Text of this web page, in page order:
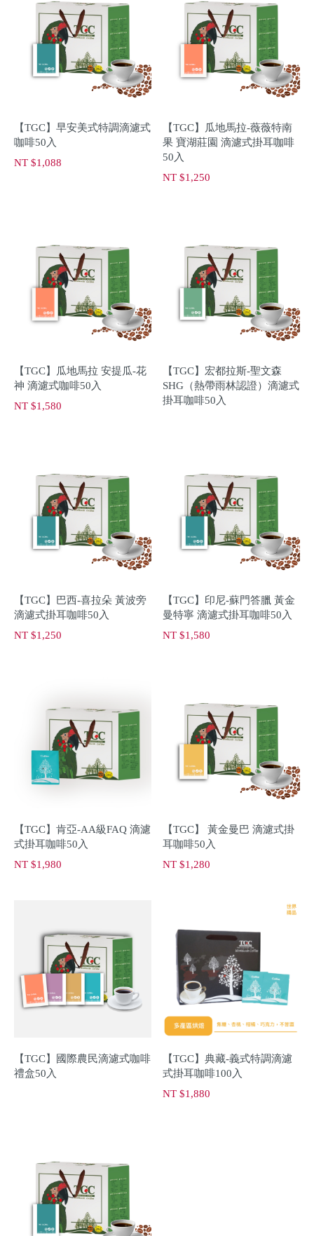
【TGC】早安美式特調滴濾式
咖啡50入
NT $1,088
【TGC】瓜地馬拉-薇薇特南
果 寶湖莊園 滴濾式掛耳咖啡
50入
NT $1,250
【TGC】瓜地馬拉 安提瓜-花
神 滴濾式咖啡50入
NT $1,580
【TGC】宏都拉斯-聖文森
SHG（熱帶雨林認證）滴濾式
掛耳咖啡50入
【TGC】巴西-喜拉朵 黃波旁
滴濾式掛耳咖啡50入
NT $1,250
【TGC】印尼-蘇門答臘 黃金
曼特寧 滴濾式掛耳咖啡50入
NT $1,580
【TGC】肯亞-AA級FAQ 滴濾
式掛耳咖啡50入
NT $1,980
【TGC】 黃金曼巴 滴濾式掛
耳咖啡50入
NT $1,280
【TGC】國際農民滴濾式咖啡
禮盒50入
【TGC】典藏-義式特調滴濾
式掛耳咖啡100入
NT $1,880